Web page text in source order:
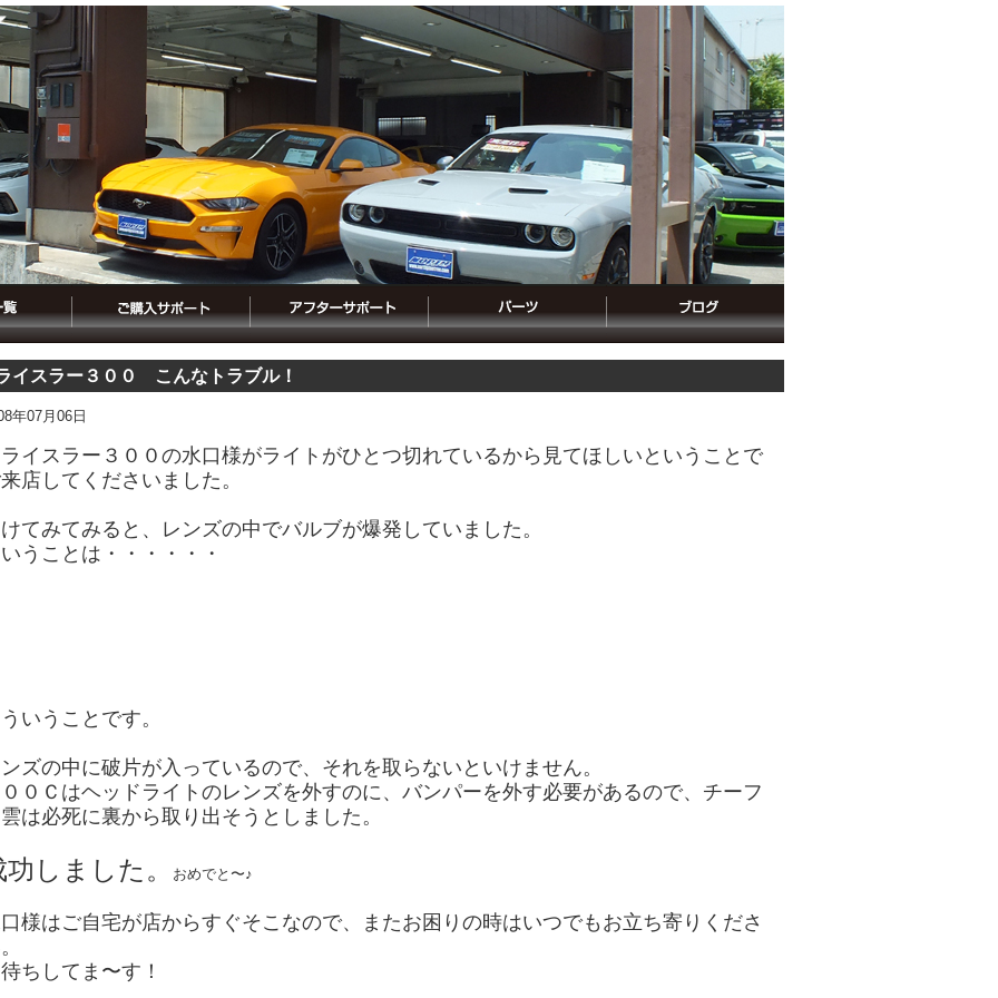
イスラー３００ こんなトラブル！
年07月06日
イスラー３００の水口様がライトがひとつ切れているから見てほしいということで
店してくださいました。
てみてみると、レンズの中でバルブが爆発していました。
うことは・・・・・・
いうことです。
ズの中に破片が入っているので、それを取らないといけません。
０Ｃはヘッドライトのレンズを外すのに、バンパーを外す必要があるので、チーフ
は必死に裏から取り出そうとしました。
功しました。 おめでと〜♪
様はご自宅が店からすぐそこなので、またお困りの時はいつでもお立ち寄りくださ
ちしてま〜す！